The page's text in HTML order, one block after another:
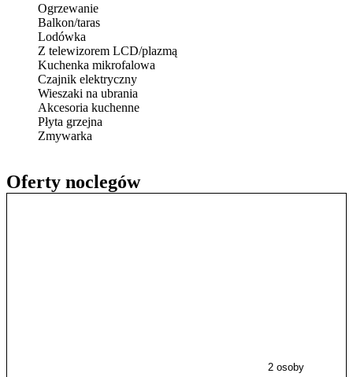
Oferty noclegów
2 osoby
Ogrzewanie
Balkon/taras
Lodówka
Z telewizorem LCD/plazmą
Kuchenka mikrofalowa
Czajnik elektryczny
Wieszaki na ubrania
Akcesoria kuchenne
Płyta grzejna
Zmywarka